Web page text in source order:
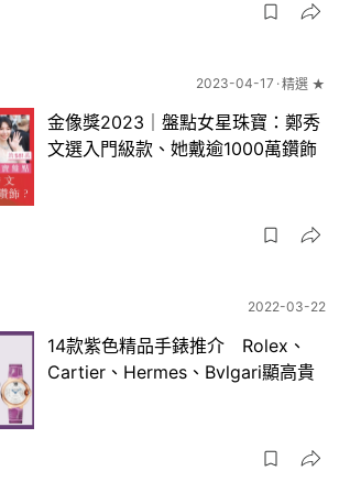
2023-04-17 精選 ★
金像獎2023｜盤點女星珠寶：鄭秀
文選入門級款、她戴逾1000萬鑽飾
2022-03-22
14款紫色精品手錶推介 Rolex、
Cartier、Hermes、Bvlgari顯高貴